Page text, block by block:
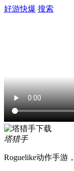
好游快爆 搜索
塔猎手
Roguelike动作手游